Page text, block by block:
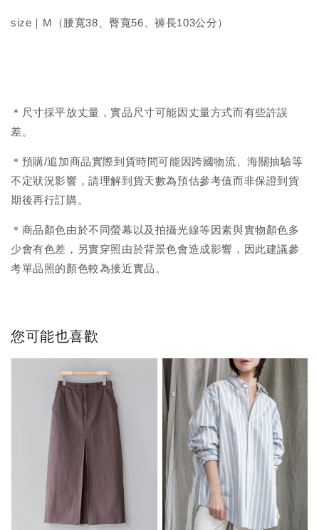
size｜M（腰寬38、臀寬56、褲長103公分）
＊尺寸採平放丈量，實品尺寸可能因丈量方式而有些許誤
差。
＊預購/追加商品實際到貨時間可能因跨國物流、海關抽驗等
不定狀況影響，請理解到貨天數為預估參考值而非保證到貨
期後再行訂購。
＊商品顏色由於不同螢幕以及拍攝光線等因素與實物顏色多
少會有色差，另實穿照由於背景色會造成影響，因此建議參
考單品照的顏色較為接近實品。
您可能也喜歡